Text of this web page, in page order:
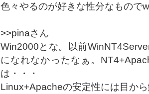
色々やるのが好きな性分なものでw
>>pinaさん
Win2000とな。以前
になれなかったなぁ。
は・・・
Linux+Apacheの安定性には目か